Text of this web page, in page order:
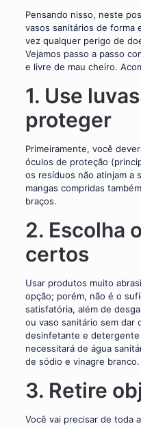
Pensando nisso, neste
vasos sanitários de forma
vez qualquer perigo de
Vejamos passo a passo
e livre de mau cheiro.
1. Use
proteger
Primeiramente, você
óculos de proteção
os resíduos não atinjam a
mangas compridas
braços.
2. Escolha
certos
Usar produtos muito
opção; porém, não é o
satisfatória, além de
ou vaso sanitário sem dar
desinfetante e
necessitará de água
de sódio e vinagre branco.
3. Retire
Você vai precisar de toda